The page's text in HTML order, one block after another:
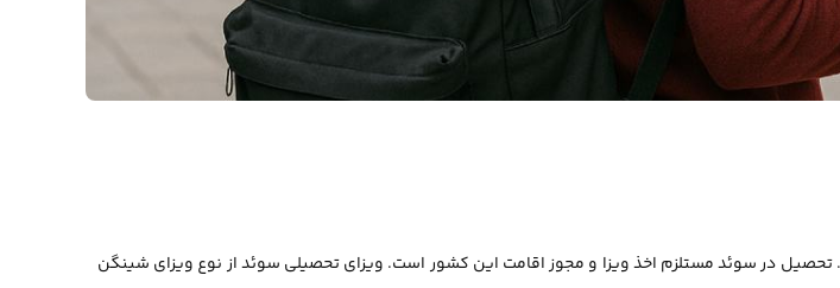
در سوئد مستلزم اخذ ویزا و مجوز اقامت این کشور است. ویزای تحصیلی سوئد از نوع ویزای شینگن